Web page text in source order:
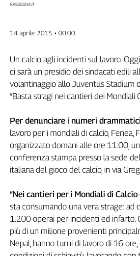
Flai
Fp
Slc
Spi
Inca
Caaf
Speciali
G8
di
Genova,
il
ragione
120
anni
Cgil
Collettiva
Academy
RASSEGNA.IT
14 aprile 2015 • 00:00
Un calcio agli incidenti sul lavoro.
ci sarà un presidio dei sindacati edili
volantinaggio allo Juventus Stadium
“Basta stragi nei cantieri dei Mondiali
Per denunciare i numeri drammatici
lavoro per i mondiali di calcio, Fenea,
organizzato domani alle ore 11:00,
conferenza stampa presso la sede
italiana del gioco del calcio, in via
“Nei cantieri per i Mondiali di
sta consumando una vera strage: ad
1.200 operai per incidenti ed infarto.
più di un milione provenienti
Nepal, hanno turni di lavoro di 16